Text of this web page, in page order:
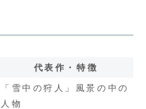
代表作・特徴
「雪中の狩人」風景の中の
人物